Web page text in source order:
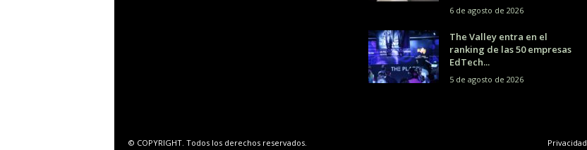
6 de agosto de 2026
The Valley entra en el
ranking de las 50 empresas
EdTech...
5 de agosto de 2026
Privacidad
© COPYRIGHT. Todos los derechos reservados.